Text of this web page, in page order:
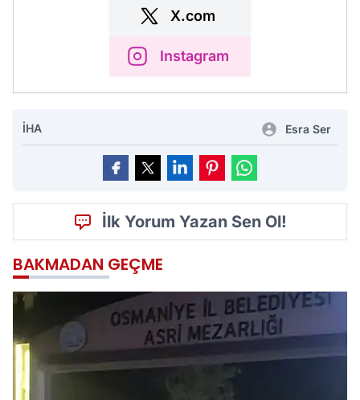
X.com
Instagram
İHA Esra Ser
İlk Yorum Yazan Sen Ol!
BAKMADAN GEÇME